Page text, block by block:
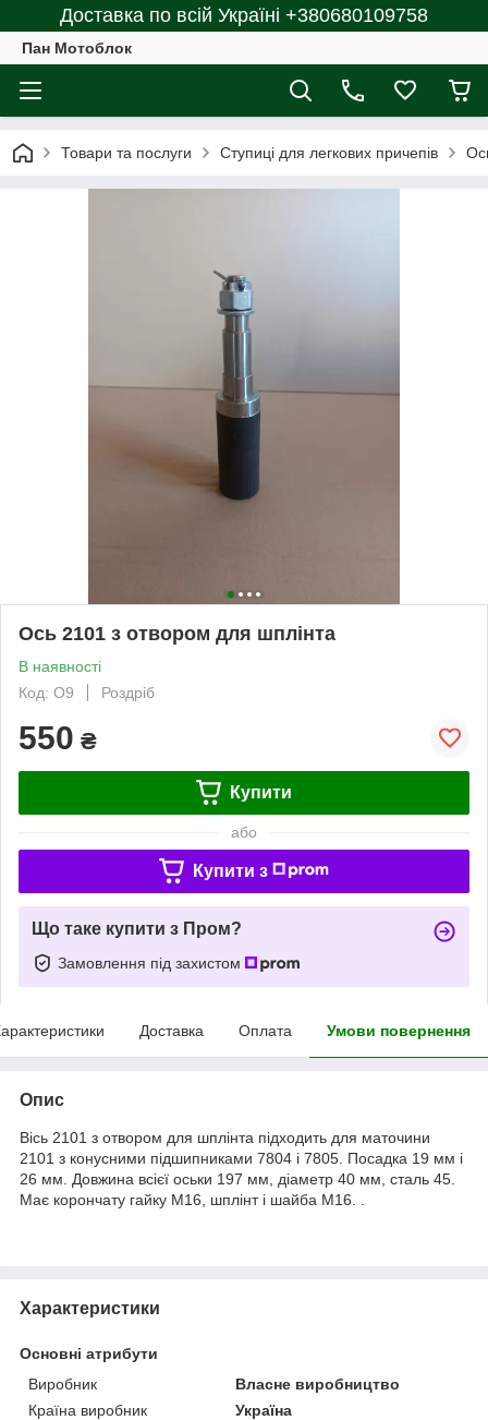
Доставка по всій Україні +380680109758
Пан Мотоблок
Товари та послуги Ступиці для легкових причепів
Ось 2101 з отвором для шплінта
В наявності
Код: О9
Роздріб
550 ₴
Купити
або
Купити з
Що таке купити з Пром?
Замовлення під захистом
Доставка Оплата Умови повернення
Опис
Вісь 2101 з отвором для шплінта підходить для маточини
2101 з конусними підшипниками 7804 і 7805. Посадка 19 мм і
26 мм. Довжина всієї оськи 197 мм, діаметр 40 мм, сталь 45.
Має корончату гайку М16, шплінт і шайба М16. .
Характеристики
Основні атрибути
Виробник
Власне виробництво
Країна виробник
Україна